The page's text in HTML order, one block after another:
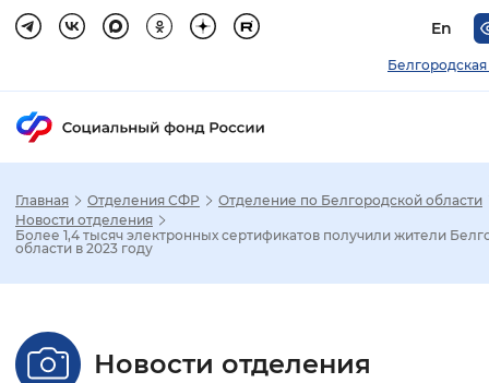
En
Белгородская
Стандартный Увеличенный
Главная Отделения СФР
Отделение по Белгородской области
Новости отделения
Более 1,4 тысяч электронных сертификатов получили жители
области в 2023 году
Новости отделения